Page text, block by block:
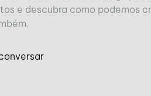
e descubra como podemos